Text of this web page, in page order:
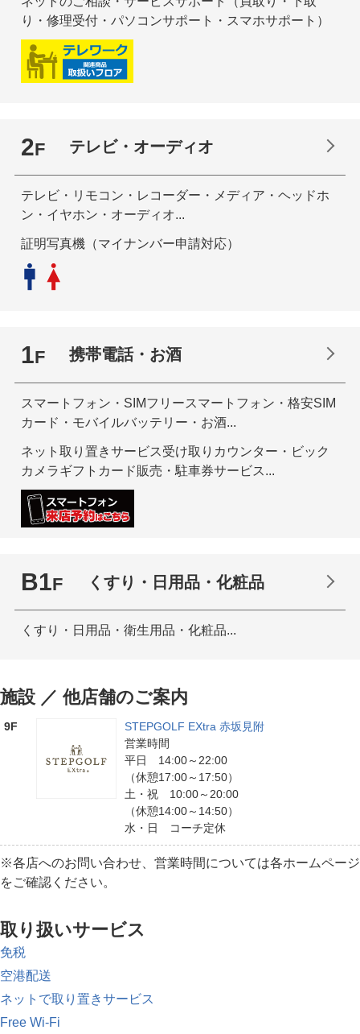
り・修理受付・パソコンサポート・スマホサポート）
2F テレビ・オーディオ
テレビ・リモコン・レコーダー・メディア・ヘッドホ
ン・イヤホン・オーディオ...
証明写真機（マイナンバー申請対応）
1F 携帯電話・お酒
スマートフォン・SIMフリースマートフォン・格安SIM
カード・モバイルバッテリー・お酒...
ネット取り置きサービス受け取りカウンター・ビック
カメラギフトカード販売・駐車券サービス...
B1F くすり・日用品・化粧品
くすり・日用品・衛生用品・化粧品...
施設 ／ 他店舗のご案内
9F
STEPGOLF EXtra 赤坂見附
営業時間
平日 14:00～22:00
（休憩17:00～17:50）
土・祝 10:00～20:00
（休憩14:00～14:50）
水・日 コーチ定休
※各店へのお問い合わせ、営業時間については各ホームページ
をご確認ください。
取り扱いサービス
免税
空港配送
ネットで取り置きサービス
Free Wi-Fi